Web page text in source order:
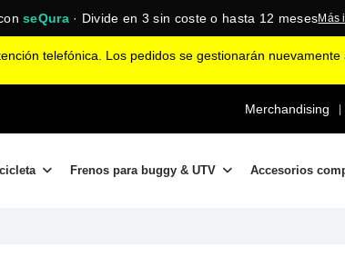
seQura· Divide en 3 sin coste o hasta 12 mesesMás
telefónica. Los pedidos se gestionarán nuevamente
Merchandising |
Frenos para buggy & UTV Accesorios